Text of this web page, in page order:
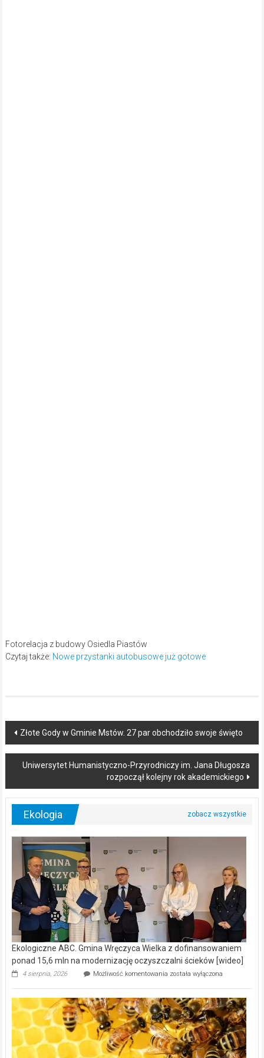
Fotorelacja z budowy Osiedla Piastów
Czytaj także: Nowe przystanki autobusowe już gotowe
Post
navigation
Złote Gody w Gminie Mstów. 27 par obchodziło swoje święto
Uniwersytet Humanistyczno-Przyrodniczy im. Jana Długosza
rozpoczął kolejny rok akademickiego
Ekologia
Ekologiczne ABC. Gmina Wręczyca Wielka z dofinansowaniem
ponad 15,6 mln na modernizację oczyszczalni ścieków [wideo]
4 sierpnia, 2026 Możliwość komentowania Ekologiczne
Wręczyca
Wielka
z
dofinansowaniem
ponad
15,6
została wyłączona